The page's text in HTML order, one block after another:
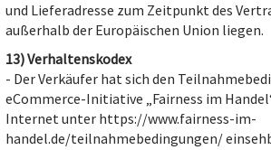
und Lieferadresse zum Zeitpunkt des
außerhalb der Europäischen Union liegen.
13) Verhaltenskodex
- Der Verkäufer hat sich den
eCommerce-Initiative „Fairness im
Internet unter https://www.fairness-im-
handel.de/teilnahmebedingungen/